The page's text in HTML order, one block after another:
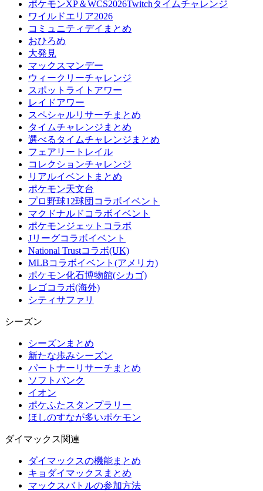
ポケモンXP＆WCS2026Twitchタイムチャレンジ
ワイルドエリア2026
コミュニティデイまとめ
おひろめ
大発見
マックスマンデー
ウィークリーチャレンジ
スポットライトアワー
レイドアワー
スペシャルリサーチまとめ
タイムチャレンジまとめ
選べるタイムチャレンジまとめ
フェアリートレイル
コレクションチャレンジ
リアルイベントまとめ
ポケモン天文台
プロ野球12球団コラボイベント
マクドナルドコラボイベント
ポケモンジェットコラボ
Jリーグコラボイベント
National Trustコラボ(UK)
MLBコラボイベント(アメリカ)
ポケモン化石博物館(シカゴ)
レゴコラボ(海外)
シティサファリ
シーズン
シーズンまとめ
新たな歩みシーズン
パートナーリサーチまとめ
ソフトバンク
イオン
ポケふたスタンプラリー
ほしのすなが多いポケモン
ダイマックス関連
ダイマックスの機能まとめ
キョダイマックスまとめ
マックスバトルの参加方法